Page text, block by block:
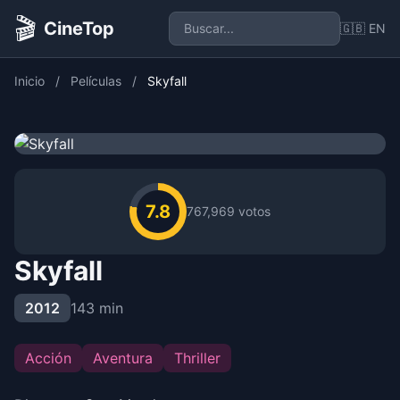
🎬 CineTop 🇬🇧 EN
Inicio / Películas / Skyfall
7.8 767,969 votos
Skyfall
2012 143 min
Acción Aventura Thriller